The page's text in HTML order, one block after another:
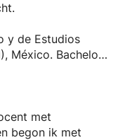
y de Estudios
Bachelor
studies.
met
begon ik met